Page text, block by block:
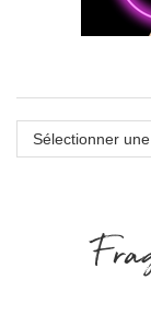
Catégories